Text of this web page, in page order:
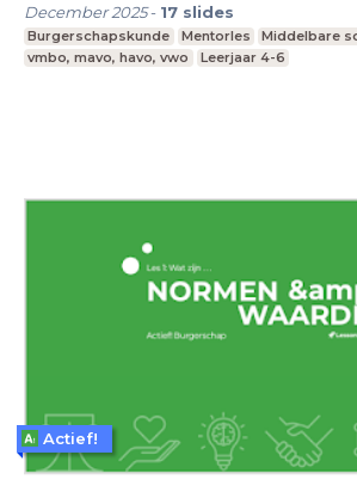
December 2025- 17 slides
Burgerschapskunde Mentorles
Middelbare
vmbo, mavo, havo, vwo
Leerjaar 4-6
Actief!